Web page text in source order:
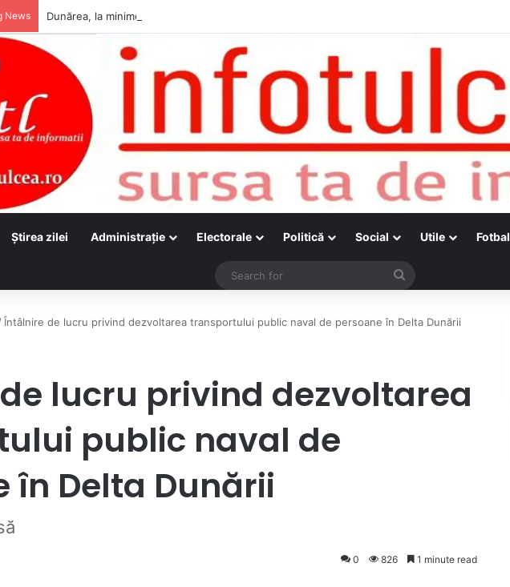
News
Ştirea zilei Administraţie Electorale Politică Social Utile Fotbal
Search
Întâlnire de lucru privind dezvoltarea transportului public naval de persoane în Delta Dunării
lucru privind dezvoltarea
public naval de
în Delta Dunării
0 826 1 minute read